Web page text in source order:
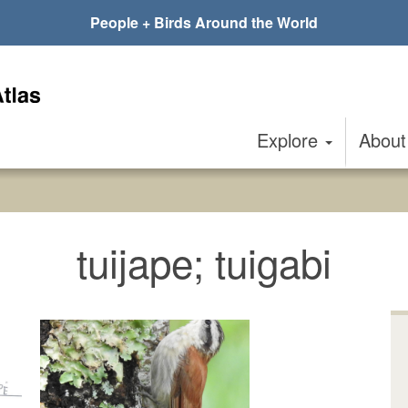
People + Birds Around the World
Explore
tuijape; tuigabi